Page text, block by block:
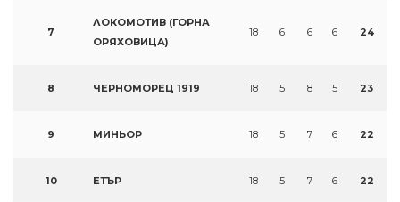
7
ЛОКОМОТИВ (ГОРНА
ОРЯХОВИЦА)
18 6 6 6 24
8 ЧЕРНОМОРЕЦ 1919 18 5 8 5 23
9 МИНЬОР 18 5 7 6 22
10 ЕТЪР 18 5 7 6 22